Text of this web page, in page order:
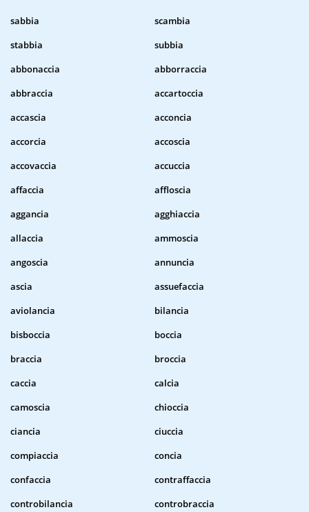
sabbia
scambia
stabbia
subbia
abbonaccia
abborraccia
abbraccia
accartoccia
accascia
acconcia
accorcia
accoscia
accovaccia
accuccia
affaccia
affloscia
aggancia
agghiaccia
allaccia
ammoscia
angoscia
annuncia
ascia
assuefaccia
aviolancia
bilancia
bisboccia
boccia
braccia
broccia
caccia
calcia
camoscia
chioccia
ciancia
ciuccia
compiaccia
concia
confaccia
contraffaccia
controbilancia
controbraccia